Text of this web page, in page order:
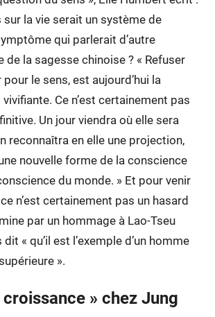
sur la vie serait un système de
qui parlerait d’autre
de la sagesse chinoise ? « Refuser
pour le sens, est aujourd’hui la
Ce n’est certainement pas
Un jour viendra où elle sera
reconnaîtra en elle une projection,
nouvelle forme de la conscience
du monde. » Et pour venir
n’est certainement pas un hasard
par un hommage à Lao-Tseu
« qu’il est l’exemple d’un homme
».
croissance » chez Jung